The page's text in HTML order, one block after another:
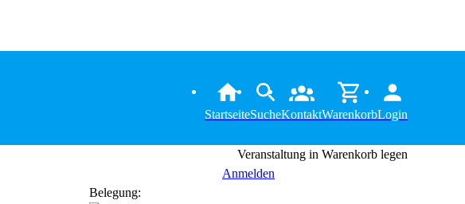
StartseiteSucheKontaktWarenkorbLogin
Veranstaltung in Warenkorb legen
Anmelden
Belegung: